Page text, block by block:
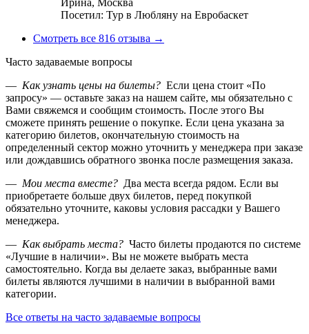
Ирина, Москва
Посетил: Тур в Любляну на Евробаскет
Смотреть все 816 отзыва →
Часто задаваемые вопросы
— Как узнать цены на билеты? Если цена стоит «По
запросу» — оставьте заказ на нашем сайте, мы обязательно с
Вами свяжемся и сообщим стоимость. После этого Вы
сможете принять решение о покупке. Если цена указана за
категорию билетов, окончательную стоимость на
определенный сектор можно уточнить у менеджера при заказе
или дождавшись обратного звонка после размещения заказа.
— Мои места вместе? Два места всегда рядом. Если вы
приобретаете больше двух билетов, перед покупкой
обязательно уточните, каковы условия рассадки у Вашего
менеджера.
— Как выбрать места? Часто билеты продаются по системе
«Лучшие в наличии». Вы не можете выбрать места
самостоятельно. Когда вы делаете заказ, выбранные вами
билеты являются лучшими в наличии в выбранной вами
категории.
Все ответы на часто задаваемые вопросы